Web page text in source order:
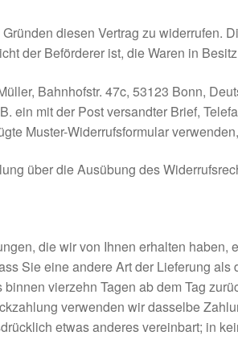
diesen Vertrag zu widerrufen.
der Beförderer ist, die Waren in
Bahnhofstr. 47c, 53123 Bonn,
ein mit der Post versandter Brief,
Muster-Widerrufsformular
über die Ausübung des
die wir von Ihnen erhalten haben,
Sie eine andere Art der Lieferung
vierzehn Tagen ab dem Tag
verwenden wir dasselbe
etwas anderes vereinbart; in